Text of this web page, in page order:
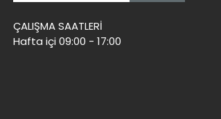
ÇALIŞMA SAATLERİ
Hafta içi 09:00 - 17:00